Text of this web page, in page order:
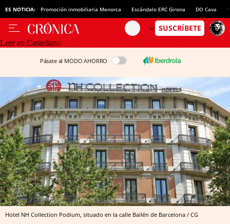
ES NOTICIA: Promoción inmobiliaria Menorca Escándalo ERC Girona DO Cava
Leer en Castellano
Pásate al MODO AHORRO
Hotel NH Collection Podium, situado en la calle Bailén de Barcelona / CG